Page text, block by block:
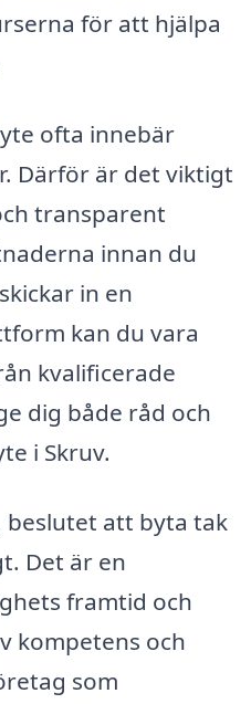
för att hjälpa
ofta innebär
Därför är det viktigt
transparent
innan du
in en
kan du vara
kvalificerade
dig både råd och
i Skruv.
beslutet att byta tak
Det är en
framtid och
kompetens och
som